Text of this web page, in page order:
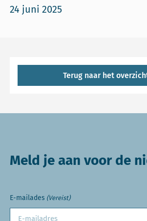
24 juni 2025
Terug naar het
Meld je aan voor de
E-mailades (Vereist)